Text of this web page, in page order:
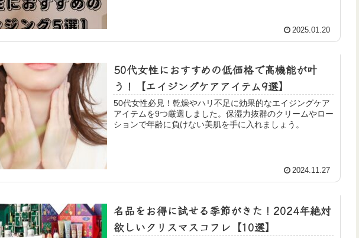
2025.01.20
50代女性におすすめの低価格で高機能が叶
う！【エイジングケアアイテム9選】
50代女性必見！乾燥やハリ不足に効果的なエイジングケア
アイテムを9つ厳選しました。保湿力抜群のクリームやロー
ションで年齢に負けない美肌を手に入れましょう。
2024.11.27
名品をお得に試せる季節がきた！2024年絶対
欲しいクリスマスコフレ【10選】